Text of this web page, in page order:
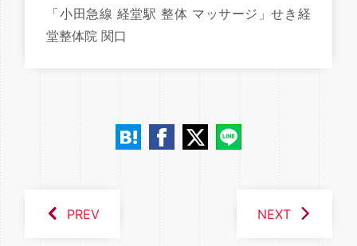
「小田急線 経堂駅 整体 マッサージ」せき経
堂整体院 関口
PREV NEXT